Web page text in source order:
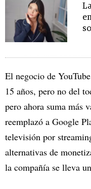
El negocio de
15 años, pero no del
pero ahora suma más
reemplazó a Google
televisión por
alternativas de
la compañía se lleva